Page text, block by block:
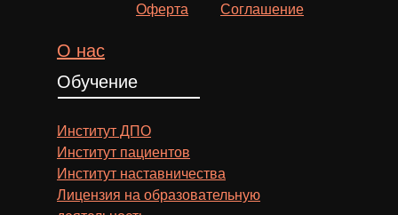
Оферта
Соглашение
О нас
Обучение
Институт ДПО
Институт пациентов
Институт наставничества
Лицензия на образовательную